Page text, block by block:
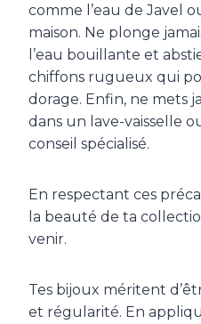
comme l’eau de Javel
maison. Ne plonge
l’eau bouillante et
chiffons rugueux qui
dorage. Enfin, ne mets
dans un lave-vaisselle
conseil spécialisé.
En respectant ces
la beauté de ta
venir.
Tes bijoux méritent
et régularité. En